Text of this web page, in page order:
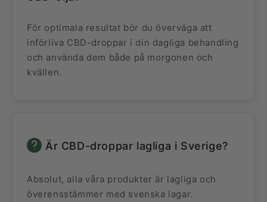
För optimala resultat bör du överväga att
införliva CBD-droppar i din dagliga behandling
och använda dem både på morgonen och
kvällen.
Är CBD-droppar lagliga i Sverige?
Absolut, alla våra produkter är lagliga och
överensstämmer med svenska lagar.